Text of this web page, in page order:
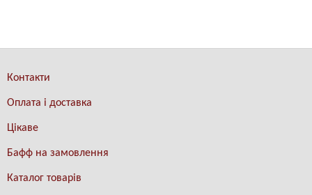
Контакти
Оплата і доставка
Цікаве
Бафф на замовлення
Каталог товарів